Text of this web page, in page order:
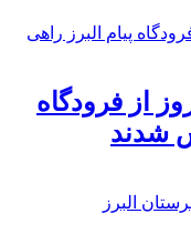
از فرودگاه
شدند